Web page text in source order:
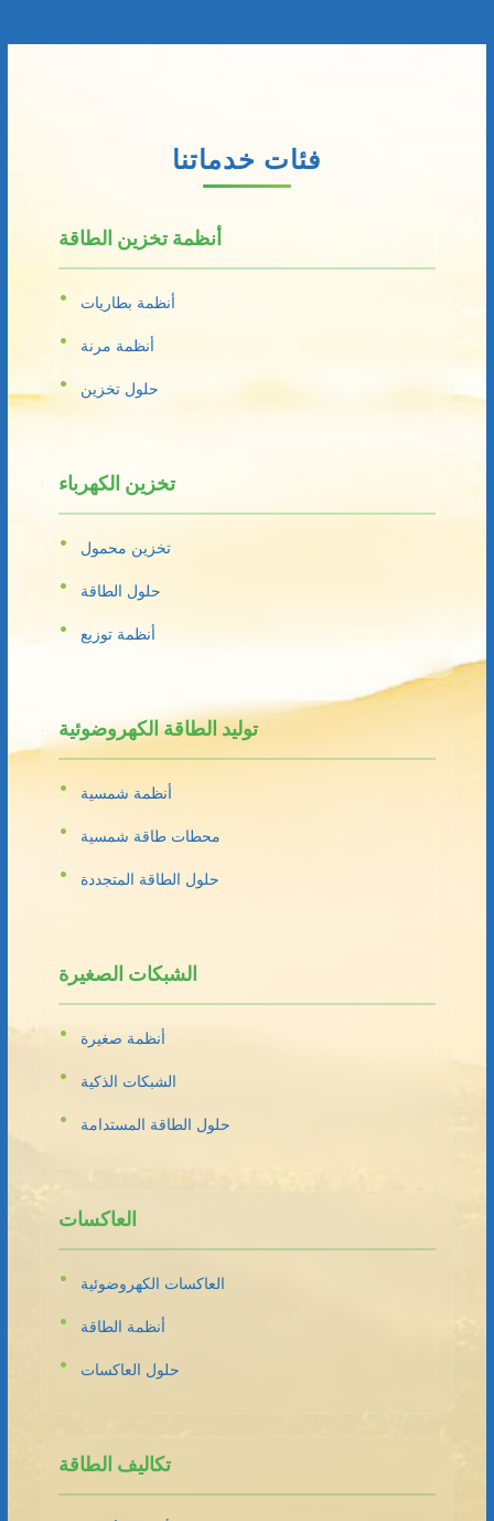
فئات خدماتنا
أنظمة تخزين الطاقة
أنظمة بطاريات
أنظمة مرنة
حلول تخزين
تخزين الكهرباء
تخزين محمول
حلول الطاقة
أنظمة توزيع
توليد الطاقة الكهروضوئية
أنظمة شمسية
محطات طاقة شمسية
حلول الطاقة المتجددة
الشبكات الصغيرة
أنظمة صغيرة
الشبكات الذكية
حلول الطاقة المستدامة
العاكسات
العاكسات الكهروضوئية
أنظمة الطاقة
حلول العاكسات
تكاليف الطاقة